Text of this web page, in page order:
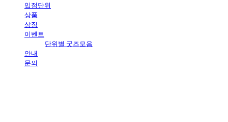
입점단위
상품
상징
이벤트
단위별 굿즈모음
안내
문의